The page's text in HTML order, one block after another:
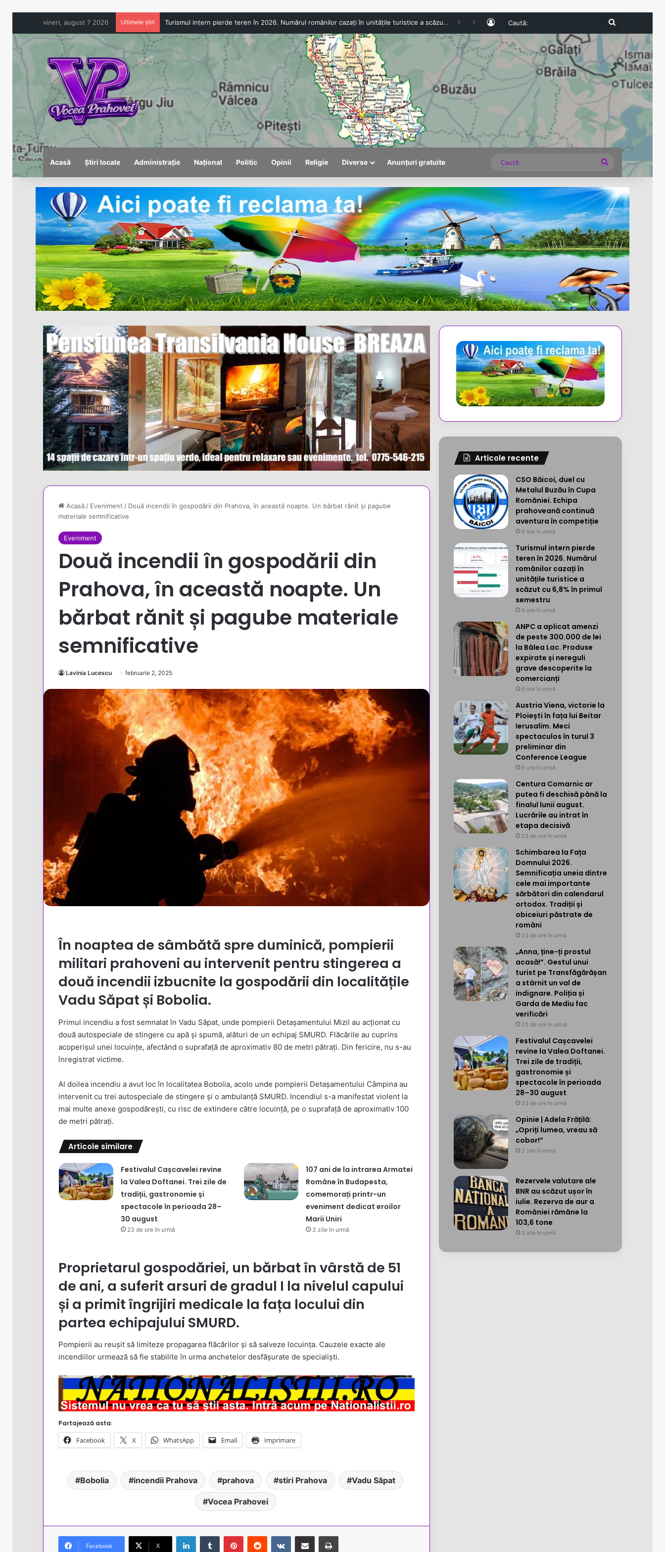
vineri, august 7 2026 Ultimele știri ANPC a aplicat amenzi de peste 300.000 de lei la Bâlea Lac. Produse expirate și nereguli grave descoperite la comercianți Log In Caută:
Acasă Știri locale Administrație Național Politic Opinii Religie Diverse Anunțuri gratuite Caută:
Acasă/ Eveniment / Două incendii în gospodării din Prahova, în această noapte. Un bărbat rănit și pagube
materiale semnificative
Eveniment
Două incendii în gospodării din
Prahova, în această noapte. Un
bărbat rănit și pagube materiale
semnificative
Lavinia Lucescu februarie 2, 2025
În noaptea de sâmbătă spre duminică, pompierii
militari prahoveni au intervenit pentru stingerea a
două incendii izbucnite la gospodării din localitățile
Vadu Săpat și Bobolia.
Primul incendiu a fost semnalat în Vadu Săpat, unde pompierii Detașamentului Mizil au acționat cu
două autospeciale de stingere cu apă și spumă, alături de un echipaj SMURD. Flăcările au cuprins
acoperișul unei locuințe, afectând o suprafață de aproximativ 80 de metri pătrați. Din fericire, nu s-au
înregistrat victime.
Al doilea incendiu a avut loc în localitatea Bobolia, acolo unde pompierii Detașamentului Câmpina au
intervenit cu trei autospeciale de stingere și o ambulanță SMURD. Incendiul s-a manifestat violent la
mai multe anexe gospodărești, cu risc de extindere către locuință, pe o suprafață de aproximativ 100
de metri pătrați.
Articole similare
Festivalul Cașcavelei revine
la Valea Doftanei. Trei zile de
tradiții, gastronomie și
spectacole în perioada 28–
30 august
23 de ore în urmă
107 ani de la intrarea Armatei
Române în Budapesta,
comemorați printr-un
eveniment dedicat eroilor
Marii Uniri
3 zile în urmă
Proprietarul gospodăriei, un bărbat în vârstă de 51
de ani, a suferit arsuri de gradul I la nivelul capului
și a primit îngrijiri medicale la fața locului din
partea echipajului SMURD.
Pompierii au reușit să limiteze propagarea flăcărilor și să salveze locuința. Cauzele exacte ale
incendiilor urmează să fie stabilite în urma anchetelor desfășurate de specialiști.
Partajează asta:
Facebook X WhatsApp Email Imprimare
Bobolia incendii Prahova prahova stiri Prahova Vadu Săpat
Vocea Prahovei
Facebook X
LinkedInTumblr PinterestReddit VKontakteShare via Email Tipărește
Articole recente
CSO Băicoi, duel cu
Metalul Buzău în Cupa
României. Echipa
prahoveană continuă
aventura în competiție
6 ore în urmă
Turismul intern pierde
teren în 2026. Numărul
românilor cazați în
unitățile turistice a
scăzut cu 6,8% în primul
semestru
6 ore în urmă
ANPC a aplicat amenzi
de peste 300.000 de lei
la Bâlea Lac. Produse
expirate și nereguli
grave descoperite la
comercianți
6 ore în urmă
Austria Viena, victorie la
Ploiești în fața lui Beitar
Ierusalim. Meci
spectaculos în turul 3
preliminar din
Conference League
6 ore în urmă
Centura Comarnic ar
putea fi deschisă până la
finalul lunii august.
Lucrările au intrat în
etapa decisivă
23 de ore în urmă
Schimbarea la Fața
Domnului 2026.
Semnificația uneia dintre
cele mai importante
sărbători din calendarul
ortodox. Tradiții și
obiceiuri păstrate de
români
23 de ore în urmă
„Anna, ține-ți prostul
acasă!”. Gestul unui
turist pe Transfăgărășan
a stârnit un val de
indignare. Poliția și
Garda de Mediu fac
verificări
23 de ore în urmă
Festivalul Cașcavelei
revine la Valea Doftanei.
Trei zile de tradiții,
gastronomie și
spectacole în perioada
28–30 august
23 de ore în urmă
Opinie | Adela Frățilă:
„Opriți lumea, vreau să
cobor!”
2 zile în urmă
Rezervele valutare ale
BNR au scăzut ușor în
iulie. Rezerva de aur a
României rămâne la
103,6 tone
3 zile în urmă